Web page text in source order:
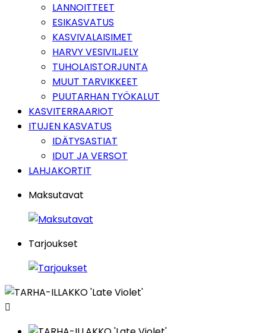
LANNOITTEET
ESIKASVATUS
KASVIVALAISIMET
HARVY VESIVILJELY
TUHOLAISTORJUNTA
MUUT TARVIKKEET
PUUTARHAN TYÖKALUT
KASVITERRAARIOT
ITUJEN KASVATUS
IDÄTYSASTIAT
IDUT JA VERSOT
LAHJAKORTIT
Maksutavat
Tarjoukset
